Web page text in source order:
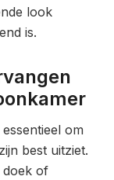
look
is.
om
best uitziet.
doek of